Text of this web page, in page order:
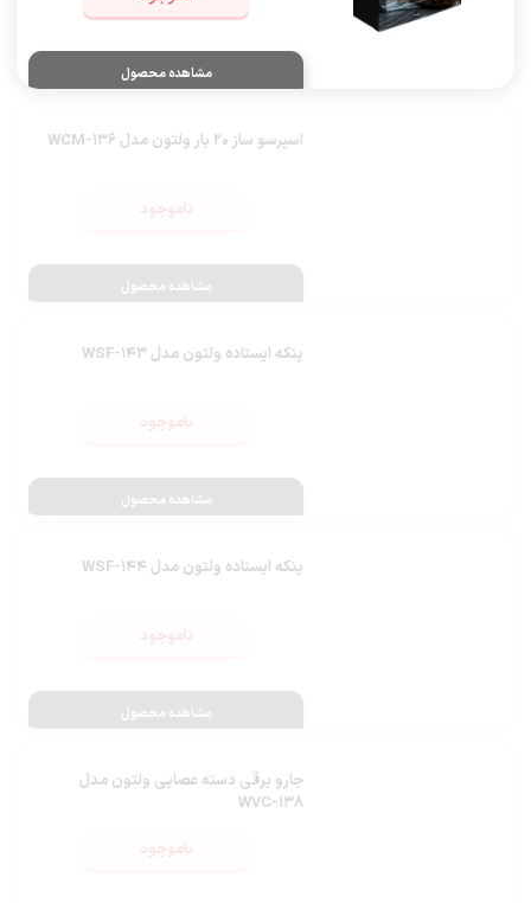
مشاهده محصول
اسپرسو ساز 20 بار ولتون مدل WCM-136
ناموجود
مشاهده محصول
پنکه ایستاده ولتون مدل WSF-143
ناموجود
مشاهده محصول
پنکه ایستاده ولتون مدل WSF-144
ناموجود
مشاهده محصول
جارو برقی دسته عصایی ولتون مدل
WVC-138
ناموجود